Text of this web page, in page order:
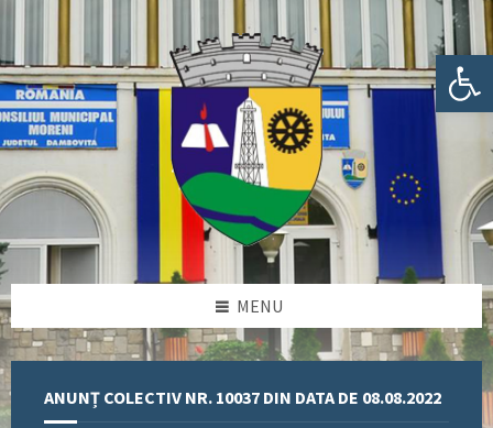
Deschide bara de unelte
sidebar
sidebar
MENU
ANUNȚ COLECTIV NR. 10037 DIN DATA DE 08.08.2022